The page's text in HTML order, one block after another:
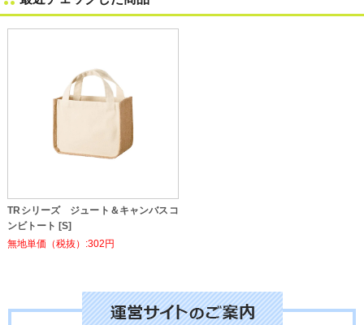
TRシリーズ ジュート＆キャンバスコ
ンビトート [S]
無地単価（税抜）:302円